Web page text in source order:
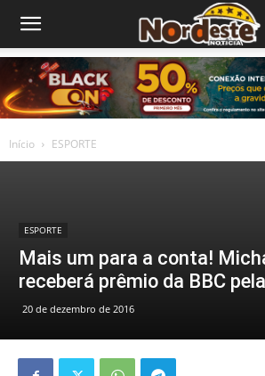
Início ESPORTE
ESPORTE
Mais um para a conta!
receberá prêmio da BBC
20 de dezembro de 2016